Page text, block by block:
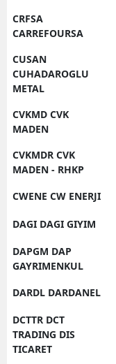
CRFSA
CARREFOURSA
CUSAN
CUHADAROGLU
METAL
CVKMD CVK
MADEN
CVKMDR CVK
MADEN - RHKP
CWENE CW ENERJI
DAGI DAGI GIYIM
DAPGM DAP
GAYRIMENKUL
DARDL DARDANEL
DCTTR DCT
TRADING DIS
TICARET